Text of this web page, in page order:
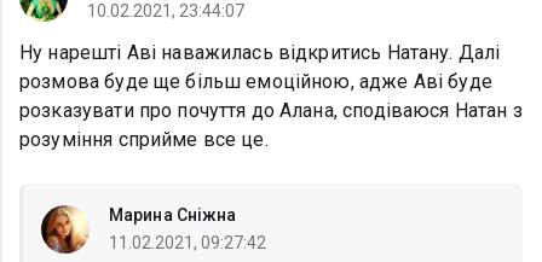
10.02.2021, 23:44:07
Ну нарешті Аві наважилась відкритись Натану. Далі
розмова буде ще більш емоційною, адже Аві буде
розказувати про почуття до Алана, сподіваюся Натан з
розуміння сприйме все це.
Марина Сніжна
11.02.2021, 09:27:42